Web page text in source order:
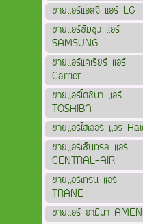
ขายแอร์แอลจี แอร์ LG
ขายแอร์ซัมซุง แอร์
SAMSUNG
ขายแอร์แคเรียร์ แอร์
Carrier
ขายแอร์โตชิบา แอร์
TOSHIBA
ขายแอร์ไฮเออร์ แอร์
ขายแอร์เซ็นทรัล แอร์
CENTRAL-AIR
ขายแอร์เทรน แอร์
TRANE
ขายแอร์ อามีนา